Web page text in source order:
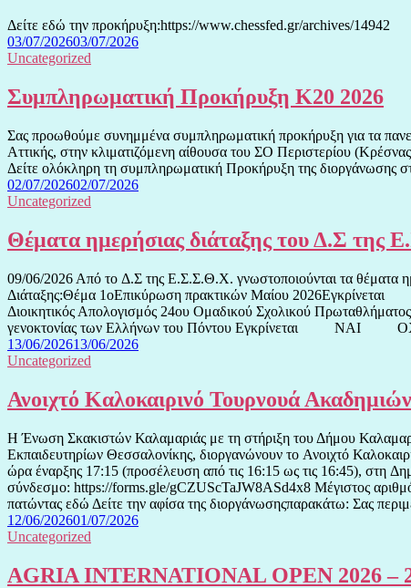
Δείτε εδώ την προκήρυξη:https://www.chessfed.gr/archives/14942
03/07/202603/07/2026
Uncategorized
Συμπληρωματική Προκήρυξη Κ20 2026
Σας προωθούμε συνημμένα συμπληρωματική προκήρυξη για τα
Αττικής, στην κλιματιζόμενη αίθουσα του ΣΟ Περιστερίου
Δείτε ολόκληρη τη συμπληρωματική Προκήρυξη της
02/07/202602/07/2026
Uncategorized
Θέματα ημερήσιας διάταξης του Δ.Σ της
09/06/2026 Από το Δ.Σ της Ε.Σ.Σ.Θ.Χ. γνωστοποιούνται τα θέματα
Διάταξης:Θέμα 1οΕπικύρωση πρακτικών Μαίου
Διοικητικός Απολογισμός 24ου Ομαδικού Σχολικού
γενοκτονίας των Ελλήνων του Πόντου Εγκρίνεται ΝΑΙ
13/06/202613/06/2026
Uncategorized
Ανοιχτό Καλοκαιρινό Τουρνουά
Η Ένωση Σκακιστών Καλαμαριάς με τη στήριξη του Δήμου
Εκπαιδευτηρίων Θεσσαλονίκης, διοργανώνουν το Ανοιχτό
ώρα έναρξης 17:15 (προσέλευση από τις 16:15 ως τις 16:45), στη
σύνδεσμο: https://forms.gle/gCZUScTaJW8ASd4x8 Μέγιστος
πατώντας εδώ Δείτε την αφίσα της διοργάνωσηςπαρακάτω: Σας
12/06/202601/07/2026
Uncategorized
AGRIA INTERNATIONAL OPEN 2026